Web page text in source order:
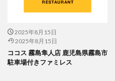
2025年8月15日
2025年8月15日
ココス 霧島隼人店 鹿児島県霧島市
駐車場付きファミレス